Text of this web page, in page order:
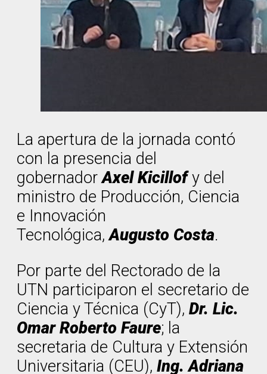
La apertura de la jornada contó
con la presencia del
gobernadorAxel Kicillofy del
ministro de Producción, Ciencia
e Innovación
Tecnológica,Augusto Costa.
Por parte del Rectorado de la
UTN participaron el secretario de
Ciencia y Técnica (CyT), Dr. Lic.
Omar Roberto Faure; la
secretaria de Cultura y Extensión
Universitaria (CEU), Ing. Adriana